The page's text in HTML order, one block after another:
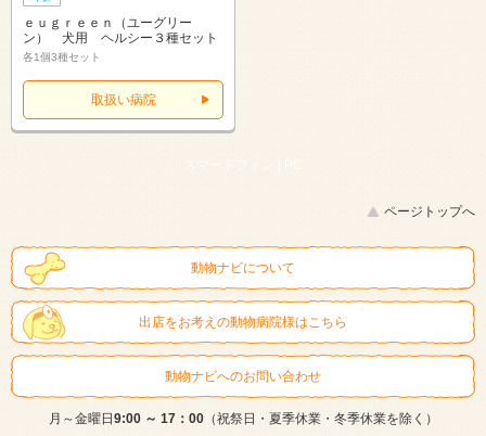
ｅｕｇｒｅｅｎ（ユーグリー
ン） 犬用 ヘルシー３種セット
各1個3種セット
取扱い病院
スマートフォン | PC
ページトップへ
動物ナビについて
出店をお考えの動物病院様はこちら
動物ナビへのお問い合わせ
月～金曜日 9:00 ～ 17：00（祝祭日・夏季休業・冬季休業を除く）